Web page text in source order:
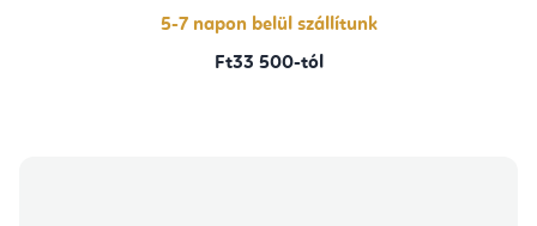
5-7 napon belül szállítunk
Ft33 500-tól